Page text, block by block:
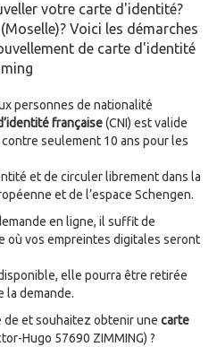
votre carte d'identité?
Voici les démarches
de carte d'identité
personnes de nationalité
française(CNI) est valide
seulement 10 ans pour les
et de circuler librement dans la
et de l’espace Schengen.
en ligne, il suffit de
où vos empreintes digitales seront
elle pourra être retirée
la demande.
de et souhaitez obtenir une carte
Hugo 57690 ZIMMING) ?